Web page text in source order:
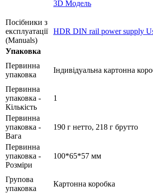
3D Модель
Посібники з
експлуатації
(Manuals)
HDR DIN rail power supply
Упаковка
Первинна
упаковка
Індивідуальна картонна
Первинна
упаковка -
Кількість
1
Первинна
упаковка -
Вага
190 г нетто, 218 г брутто
Первинна
упаковка -
Розміри
100*65*57 мм
Групова
упаковка
Картонна коробка